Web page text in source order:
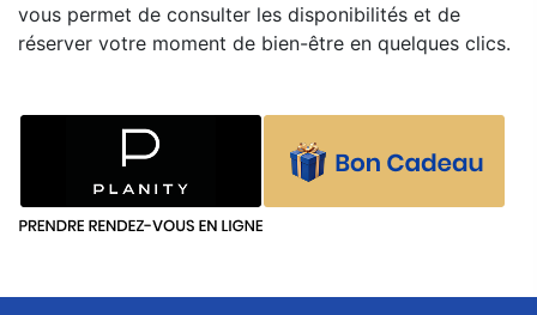
vous permet de consulter les disponibilités et de
réserver votre moment de bien-être en quelques clics.